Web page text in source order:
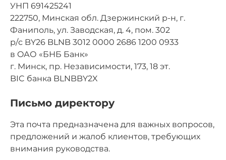
УНП 691425241
222750, Минская обл. Дзержинский р-н, г.
Фаниполь, ул. Заводская, д. 4, пом. 302
р/с BY26 BLNB 3012 0000 2686 1200 0933
в OАО «БНБ Банк»
г. Минск, пр. Независимости, 173, 18 эт.
BIC банка BLNBBY2X
Письмо директору
Эта почта предназначена для важных вопросов,
предложений и жалоб клиентов, требующих
внимания руководства.